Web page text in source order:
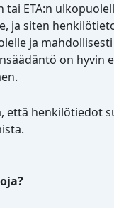
ETA:n
ja siten
ja
on hyvin
että henkilötiedot